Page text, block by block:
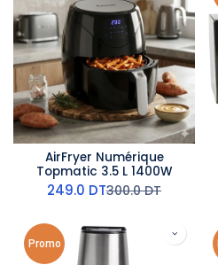
AirFryer Numérique
Topmatic 3.5 L 1400W
249.0 DT300.0DT
Promo